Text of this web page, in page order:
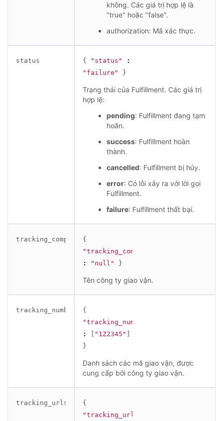
không. Các giá trị hợp lệ là
"true" hoặc "false".
authorization: Mã xác thực.
status { "status"
:
"failure"
}
Trạng thái của Fulfillment. Các giá trị
hợp lệ:
pending: Fulfillment đang tạm
hoãn.
success: Fulfillment hoàn
thành.
cancelled: Fulfillment bị hủy.
error: Có lỗi xảy ra với lời gọi
Fulfillment.
failure: Fulfillment thất bại.
tracking_company
{
"tracking_company"
:
"null" }
Tên công ty giao vận.
tracking_numbers
{
"tracking_numbers"
:
"1Z2345"
}
Danh sách các mã giao vận, được
cung cấp bởi công ty giao vận.
tracking_urls
{
"tracking_urls"